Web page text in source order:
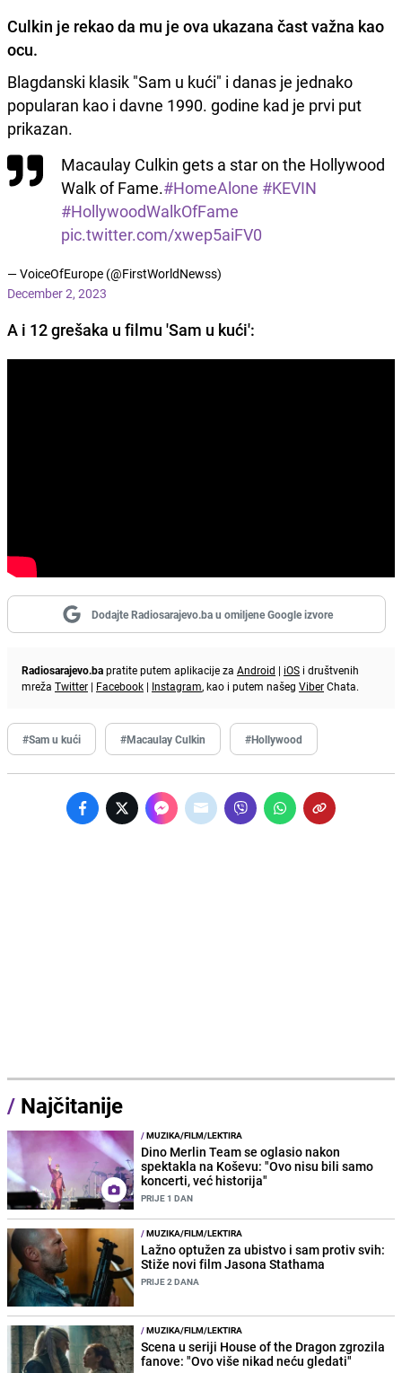
Culkin je rekao da mu je ova ukazana čast važna kao
ocu.
Blagdanski klasik "Sam u kući" i danas je jednako
popularan kao i davne 1990. godine kad je prvi put
prikazan.
Macaulay Culkin gets a star on the Hollywood
Walk of Fame.#HomeAlone #KEVIN
#HollywoodWalkOfFame
pic.twitter.com/xwep5aiFV0
— VoiceOfEurope (@FirstWorldNewss)
December 2, 2023
A i 12 grešaka u filmu 'Sam u kući':
Dodajte Radiosarajevo.ba u omiljene Google izvore
Radiosarajevo.bapratite putem aplikacije za Android | iOS i društvenih
mreža Twitter | Facebook | Instagram, kao i putem našeg ViberChata.
#Sam u kući #Macaulay Culkin #Hollywood
/ Najčitanije
/MUZIKA/FILM/LEKTIRA
Dino Merlin Team se oglasio nakon
spektakla na Koševu: "Ovo nisu bili samo
koncerti, već historija"
PRIJE 1 DAN
/MUZIKA/FILM/LEKTIRA
Lažno optužen za ubistvo i sam protiv svih:
Stiže novi film Jasona Stathama
PRIJE 2 DANA
/MUZIKA/FILM/LEKTIRA
Scena u seriji House of the Dragon zgrozila
fanove: "Ovo više nikad neću gledati"